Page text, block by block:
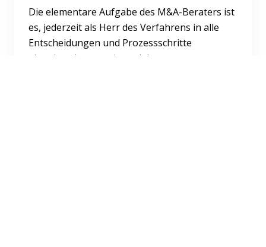
Die elementare Aufgabe des M&A-Beraters ist
es, jederzeit als Herr des Verfahrens in alle
Entscheidungen und Prozessschritte
eingebunden zu sein und d...